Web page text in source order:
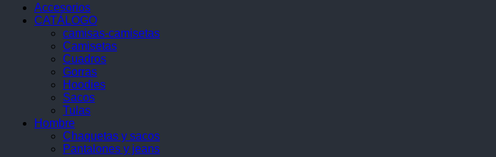
Accesorios
CATÁLOGO
camisas-camisetas
Camisetas
Cuadros
Gorras
Hoodies
Sacos
Tulas
Hombre
Chaquetas y sacos
Pantalones y jeans